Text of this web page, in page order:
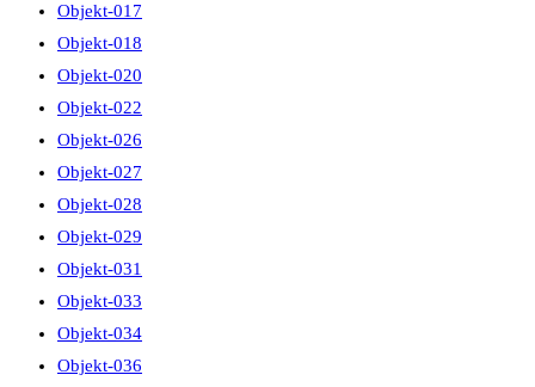
Objekt-017
Objekt-018
Objekt-020
Objekt-022
Objekt-026
Objekt-027
Objekt-028
Objekt-029
Objekt-031
Objekt-033
Objekt-034
Objekt-036